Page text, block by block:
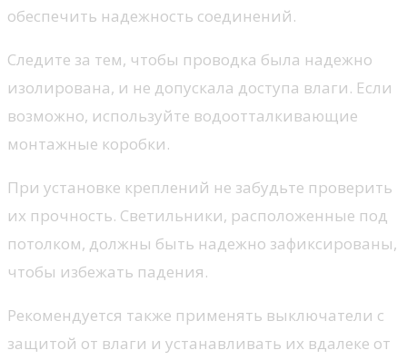
обеспечить надежность соединений.
Следите за тем, чтобы проводка была надежно
изолирована, и не допускала доступа влаги. Если
возможно, используйте водоотталкивающие
монтажные коробки.
При установке креплений не забудьте проверить
их прочность. Светильники, расположенные под
потолком, должны быть надежно зафиксированы,
чтобы избежать падения.
Рекомендуется также применять выключатели с
защитой от влаги и устанавливать их вдалеке от